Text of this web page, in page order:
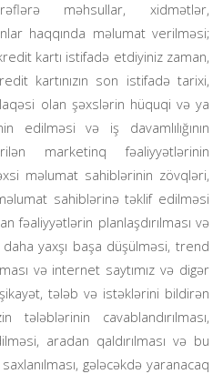
məhsullar, xidmətlər,
haqqında məlumat verilməsi;
kartı istifadə etdiyiniz zaman,
kartınızın son istifadə tarixi,
olan şəxslərin hüquqi və ya
edilməsi və iş davamlılığının
marketinq fəaliyyətlərinin
məlumat sahiblərinin zövqləri,
sahiblərinə təklif edilməsi
fəaliyyətlərin planlaşdırılması və
yaxşı başa düşülməsi, trend
və internet saytımız və digər
tələb və istəklərini bildirən
tələblərinin cavablandırılması,
aradan qaldırılması və bu
gələcəkdə yaranacaq